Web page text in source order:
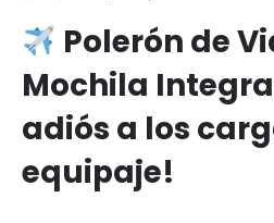
precio
original
era:
$31,000.
es:
Polerón de
Mochila
adiós a los
equipaje!